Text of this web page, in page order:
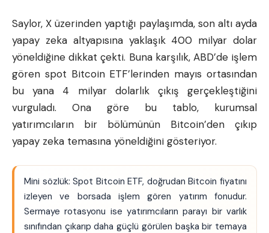
Saylor, X üzerinden yaptığı paylaşımda, son altı ayda
yapay zeka altyapısına yaklaşık 400 milyar dolar
yöneldiğine dikkat çekti. Buna karşılık, ABD’de işlem
gören spot Bitcoin ETF’lerinden mayıs ortasından
bu yana 4 milyar dolarlık çıkış gerçekleştiğini
vurguladı. Ona göre bu tablo, kurumsal
yatırımcıların bir bölümünün Bitcoin’den çıkıp
yapay zeka temasına yöneldiğini gösteriyor.
Mini sözlük: Spot Bitcoin ETF, doğrudanBitcoin fiyatını
izleyen ve borsada işlem gören yatırım fonudur.
Sermaye rotasyonu ise yatırımcıların parayı bir varlık
sınıfından çıkarıp daha güçlü görülen başka bir temaya